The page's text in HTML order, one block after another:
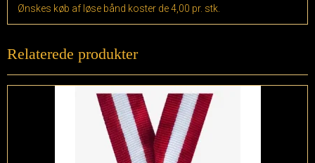
Ønskes køb af løse bånd koster de 4,00 pr. stk.
Relaterede produkter